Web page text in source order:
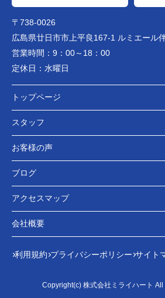
〒738-0026
広島県廿日市市上平良167-1 ルミエール
営業時間： 9：00～18：00
定休日： 水曜日
トップページ
スタッフ
お客様の声
ブログ
アクセスマップ
会社概要
利用規約 プライバシーポリシー サイト
Copyright(c) 株式会社ミライハート All